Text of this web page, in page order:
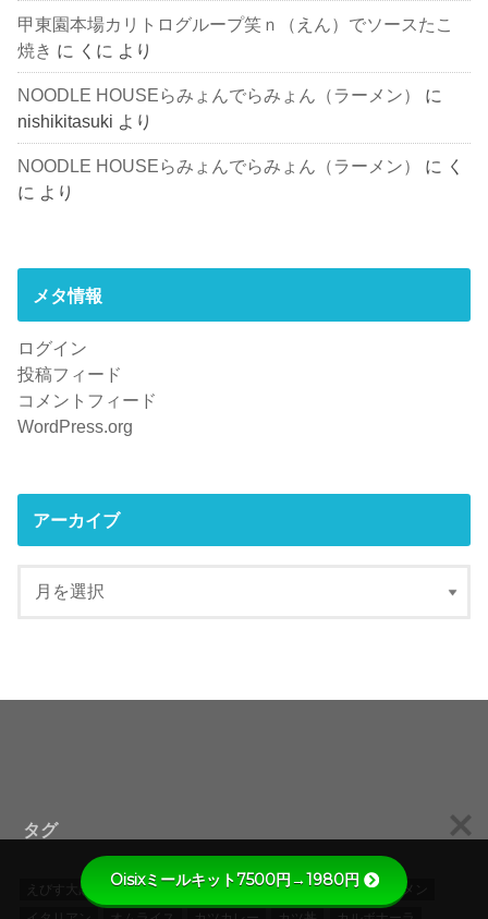
甲東園本場カリトログループ笑ｎ（えん）でソースたこ
焼き に くに より
NOODLE HOUSEらみょんでらみょん（ラーメン）
に
nishikitasuki より
NOODLE HOUSEらみょんでらみょん（ラーメン） に く
に より
メタ情報
ログイン
投稿フィード
コメントフィード
WordPress.org
アーカイブ
タグ
えびす大黒 お好み焼き たこ焼き つけ麺
とんこつラーメン
Oisixミールキット7500円→1980円